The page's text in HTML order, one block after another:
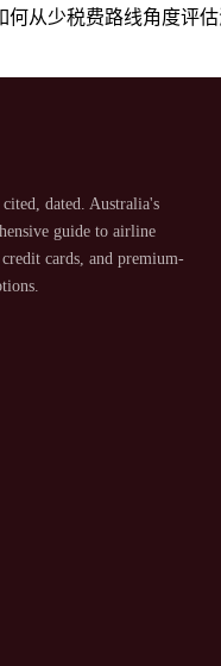
何从少税费路线角度评
dated. Australia's
guide to airline
cards, and premium-